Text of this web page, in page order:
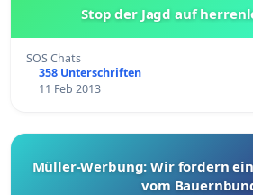
Stop der Jagd auf
SOS Chats
358 Unterschriften
11 Feb 2013
Müller-Werbung: Wir fordern
vom